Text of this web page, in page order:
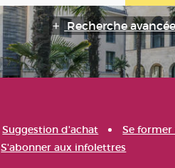
Recherche
Suggestion d'achat
Se former
S'abonner aux infolettres